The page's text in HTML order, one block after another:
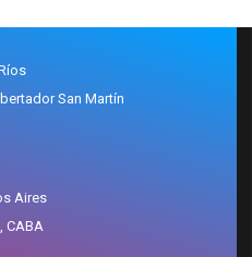
San Martín
Aires
CABA